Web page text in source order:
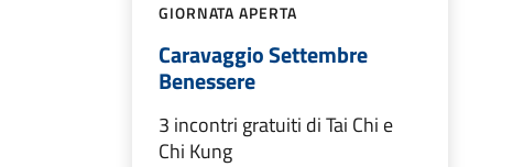
GIORNATA APERTA
Caravaggio Settembre
Benessere
3 incontri gratuiti di Tai Chi e
Chi Kung